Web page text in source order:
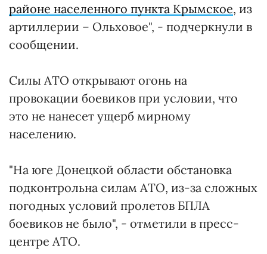
районе населенного пункта Крымское, из
артиллерии – Ольховое", - подчеркнули в
сообщении.
Силы АТО открывают огонь на
провокации боевиков при условии, что
это не нанесет ущерб мирному
населению.
"На юге Донецкой области обстановка
подконтрольна силам АТО, из-за сложных
погодных условий пролетов БПЛА
боевиков не было", - отметили в пресс-
центре АТО.